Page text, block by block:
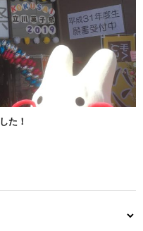
た！